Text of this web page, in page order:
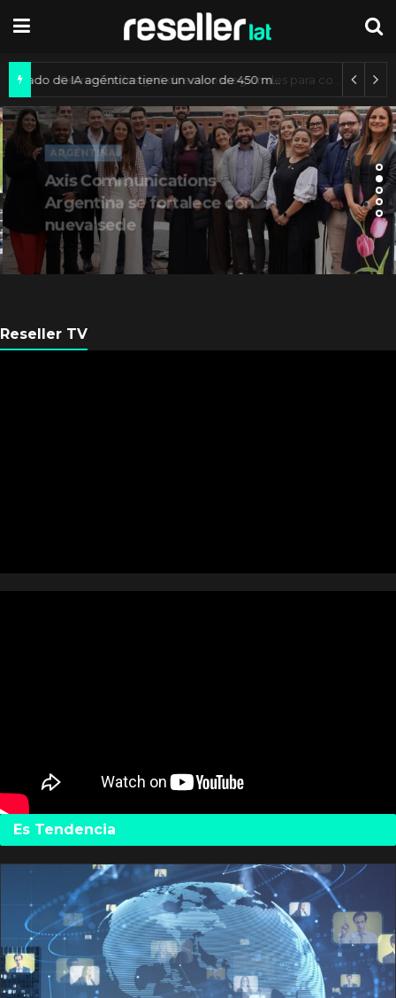
Mercado de IA agéntica tiene un valor de 450 mil millones de dólares
ARGENTINA
Axis Communications
Argentina se fortalece con
nueva sede
Reseller TV
Es Tendencia